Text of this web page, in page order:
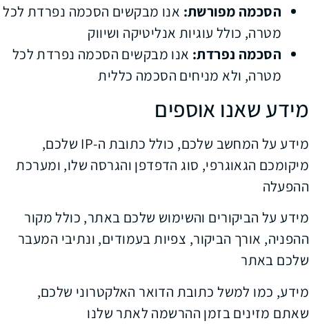
הסכמה מפורשת: אנו מבקשים הסכמה נפרדת לכל
מטרה, כולל עוגיות אנליטיקה ושיווק
הסכמה נפרדת: אנו מבקשים הסכמה נפרדת לכל
מטרה, ולא מניחים הסכמה כללית
מידע שאנו אוספים
מידע על המחשב שלכם, כולל כתובת ה-IP שלכם,
מיקומכם הגאוגרפי, סוג הדפדפן והגרסה שלו, ומערכת
ההפעלה
מידע על הביקורים והשימוש שלכם באתר, כולל מקור
ההפניה, אורך הביקור, צפיות בעמודים, ונתיבי המעבר
שלכם באתר
מידע, כמו למשל כתובת הדואר האלקטרוני שלכם,
שאתם מזינים בזמן ההרשמה לאתר שלנו